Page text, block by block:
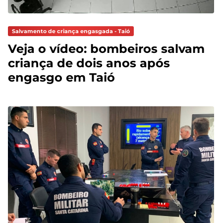
Salvamento de criança engasgada - Taió
Veja o vídeo: bombeiros salvam
criança de dois anos após
engasgo em Taió